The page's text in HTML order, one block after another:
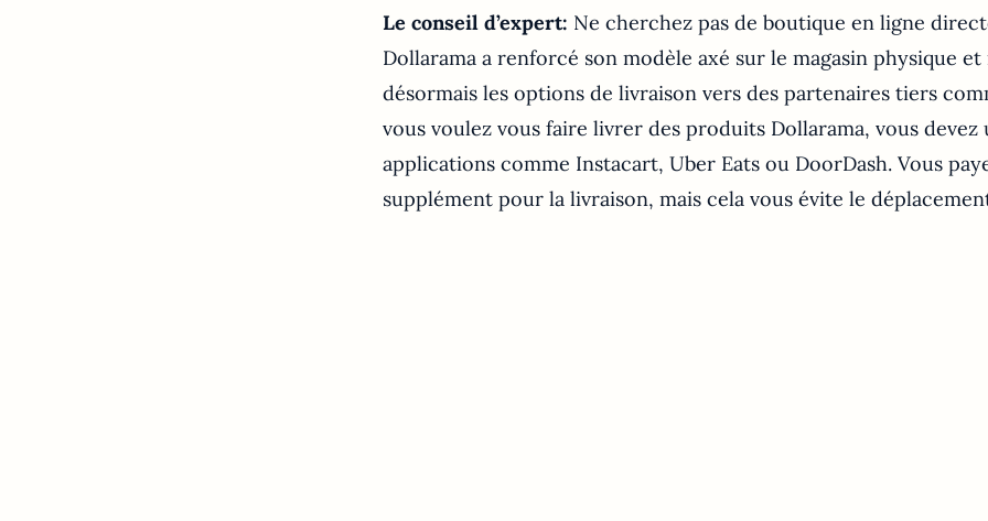
Le conseil d’expert: Ne cherchez pas de boutique en ligne
Dollarama a renforcé son modèle axé sur le magasin physique
désormais les options de livraison vers des partenaires tiers
vous voulez vous faire livrer des produits Dollarama, vous devez
applications comme Instacart, Uber Eats ou DoorDash. Vous
supplément pour la livraison, mais cela vous évite le